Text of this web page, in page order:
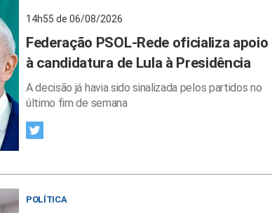
14h55 de 06/08/2026
Federação PSOL-Rede oficializa apoio
à candidatura de Lula à Presidência
A decisão já havia sido sinalizada pelos partidos no
último fim de semana
POLÍTICA